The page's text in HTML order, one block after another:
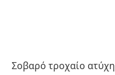
Σοβαρό τροχαίο